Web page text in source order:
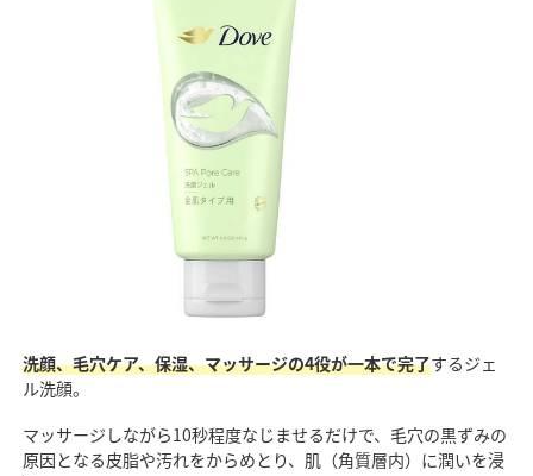
洗顔、毛穴ケア、保湿、マッサージの4役が一本で完了するジェ
ル洗顔。
マッサージしながら10秒程度なじませるだけで、毛穴の黒ずみの
原因となる皮脂や汚れをからめとり、肌（角質層内）に潤いを浸